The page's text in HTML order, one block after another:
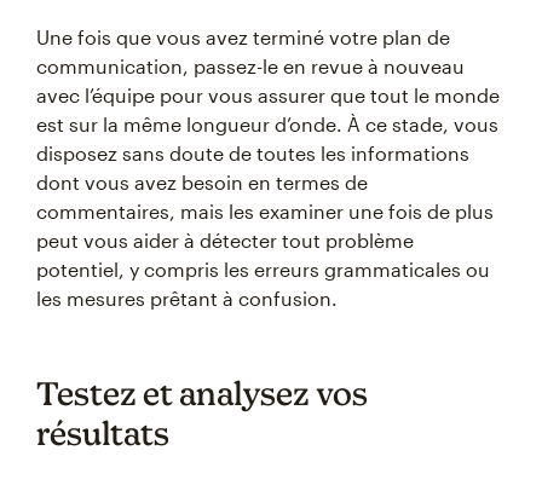
Une fois que vous avez terminé votre plan de
communication, passez-le en revue à nouveau
avec l’équipe pour vous assurer que tout le monde
est sur la même longueur d’onde. À ce stade, vous
disposez sans doute de toutes les informations
dont vous avez besoin en termes de
commentaires, mais les examiner une fois de plus
peut vous aider à détecter tout problème
potentiel, y compris les erreurs grammaticales ou
les mesures prêtant à confusion.
Testez et analysez vos
résultats